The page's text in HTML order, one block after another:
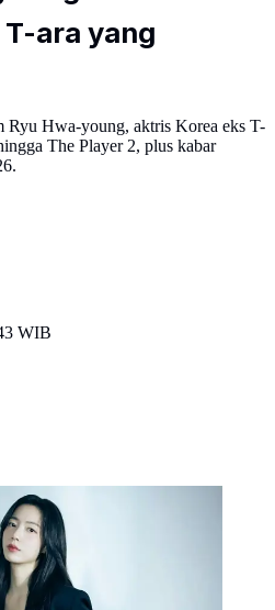
ara yang
Ryu Hwa-young, aktris Korea eks T-
The Player 2, plus kabar
WIB